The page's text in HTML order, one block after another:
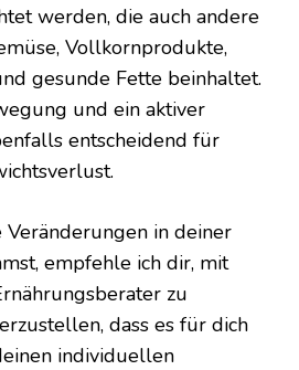
werden, die auch andere
Vollkornprodukte,
gesunde Fette beinhaltet.
und ein aktiver
entscheidend für
in deiner
empfehle ich dir, mit
zu
dass es für dich
individuellen